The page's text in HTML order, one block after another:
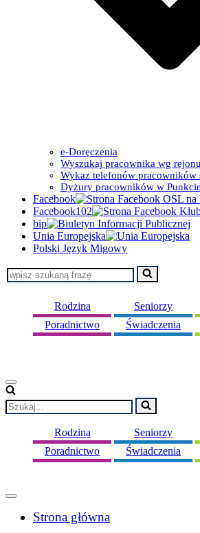
e-Doręczenia
Wyszukaj pracownika wg rejonu
Wykaz telefonów pracowników
Dyżury pracowników w
Facebook
Facebook102
bip
Unia Europejska
Polski Język Migowy
Szukaj...
Rodzina Seniorzy
Poradnictwo
Świadczenia
Menu
nawigacji
Szukaj...
Rodzina Seniorzy
Poradnictwo
Świadczenia
Menu
nawigacjiStrona główna